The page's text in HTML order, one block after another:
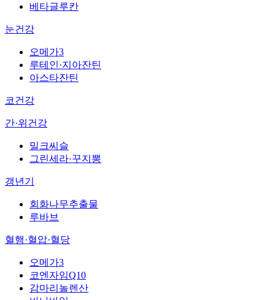
베타글루칸
눈건강
오메가3
루테인·지아잔틴
아스타잔틴
코건강
간·위건강
밀크씨슬
그린세라·꾸지뽕
갱년기
회화나무추출물
루바브
혈행·혈압·혈당
오메가3
코엔자임Q10
감마리놀렌산